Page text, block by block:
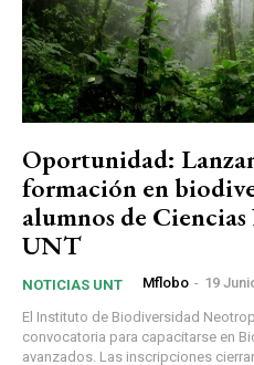
Oportunidad:
formación en
alumnos de
UNT
NOTICIAS UNT Mflobo - 19
El Instituto de Biodiversidad
convocatoria para capacitarse en
avanzados. Las inscripciones cierran